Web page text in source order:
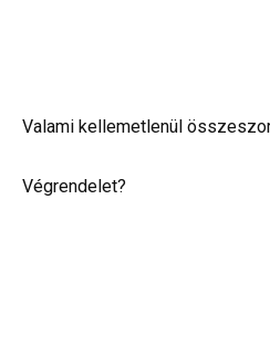
Valami kellemetlenül
Végrendelet?